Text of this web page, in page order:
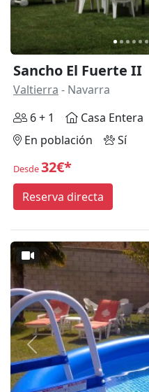
Sancho El Fuerte II
Valtierra - Navarra
6 + 1
Casa Entera
En población
Sí
Desde32€*
Reserva directa
Anterior